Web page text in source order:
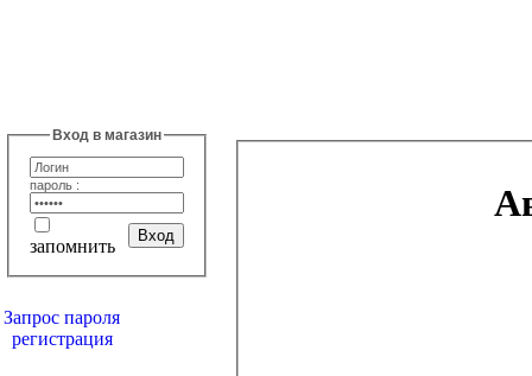
Вход в магазин
пароль :
запомнить
Запрос пароля
регистрация